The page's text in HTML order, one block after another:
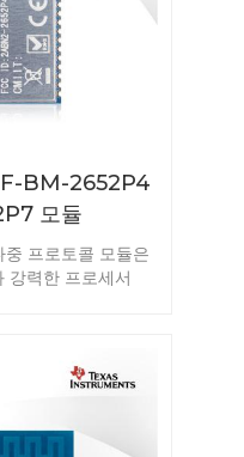
BM-2652P4
모듈
프로토콜 모듈은
력한 프로세서
션에 내장할 수 있
RF-star RF-BM-
장치로 선택
요.